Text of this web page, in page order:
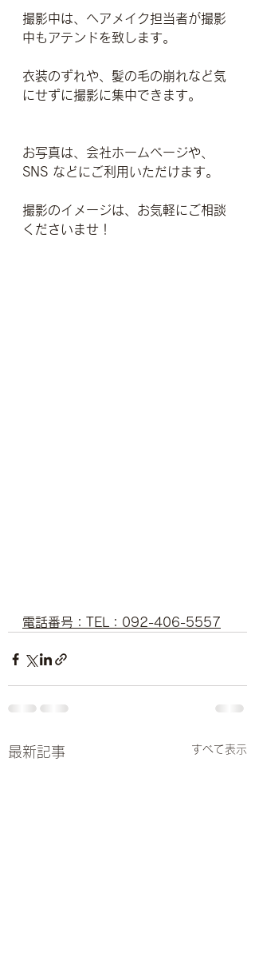
撮影中は、ヘアメイク担当者が撮影
中もアテンドを致します。
衣装のずれや、髪の毛の崩れなど気
にせずに撮影に集中できます。
お写真は、会社ホームページや、
SNS などにご利用いただけます。
撮影のイメージは、お気軽にご相談
くださいませ！
電話番号：TEL：092-406-5557
最新記事 すべて表示